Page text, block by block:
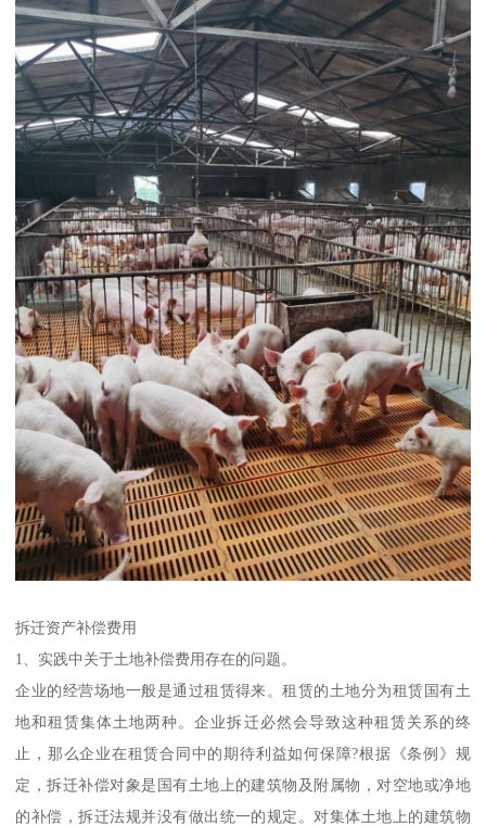
拆迁资产补偿费用
1、实践中关于土地补偿费用存在的问题。
企业的经营场地一般是通过租赁得来。租赁的土地分为租赁国有土
地和租赁集体土地两种。企业拆迁必然会导致这种租赁关系的终
止，那么企业在租赁合同中的期待利益如何保障?根据《条例》规
定，拆迁补偿对象是国有土地上的建筑物及附属物，对空地或净地
的补偿，拆迁法规并没有做出统一的规定。对集体土地上的建筑物